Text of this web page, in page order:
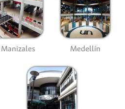
Manizales Medellín